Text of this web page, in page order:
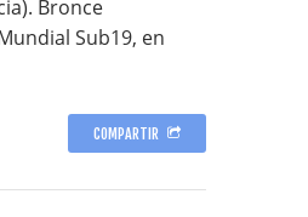
Bronce
Sub19, en
COMPARTIR